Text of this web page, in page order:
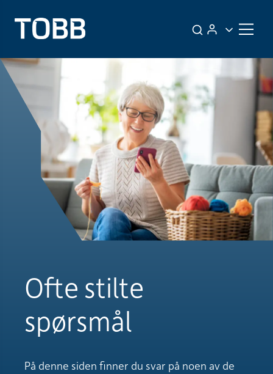
Ofte stilte
spørsmål
På denne siden finner du svar på noen av de